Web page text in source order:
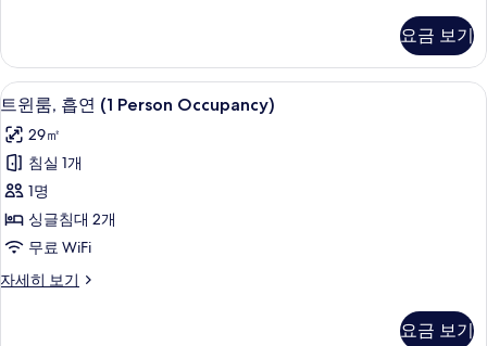
두
보
기
연
(1
Person
Occupancy)
자
세
히
보
기
요금 보기
트
윈
룸,
흡
연
(1
Person
Occupancy)
고급 침구, 암막 커튼, 방음 설비, 다리
8
트윈룸, 흡연 (1 Person Occupancy)
29㎡
침실 1개
1명
싱글침대 2개
무료 WiFi
자세히 보기
트
요금 보기